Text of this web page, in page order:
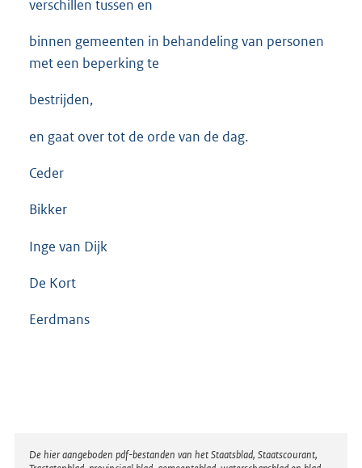
verschillen tussen en
binnen gemeenten in behandeling van personen
met een beperking te
bestrijden,
en gaat over tot de orde van de dag.
Ceder
Bikker
Inge van Dijk
De Kort
Eerdmans
Disclaimer
De hier aangeboden pdf-bestanden van het Staatsblad, Staatscourant,